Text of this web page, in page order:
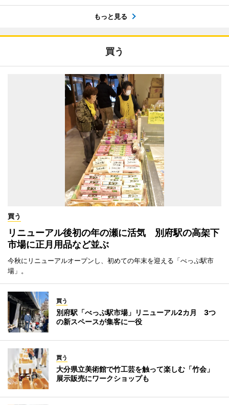
もっと見る
買う
買う
リニューアル後初の年の瀬に活気 別府駅の高架下
市場に正月用品など並ぶ
今秋にリニューアルオープンし、初めての年末を迎える「べっぷ駅市
場」。
買う
別府駅「べっぷ駅市場」リニューアル2カ月 3つ
の新スペースが集客に一役
買う
大分県立美術館で竹工芸を触って楽しむ「竹会」
展示販売にワークショップも